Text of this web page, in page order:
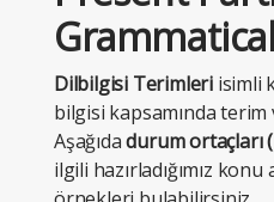
Dilbilgisi Terimleri isimli
bilgisi kapsamında terim
Aşağıdadurum ortaçları (
ilgili hazırladığımız konu